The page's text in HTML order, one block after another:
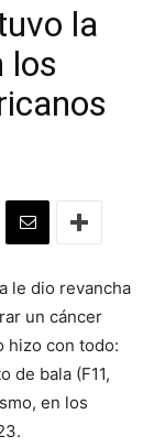
la
los
le dio revancha
un cáncer
hizo con todo:
de bala (F11,
en los